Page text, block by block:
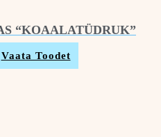
“KOAALATÜDRUK”
Vaata Toodet